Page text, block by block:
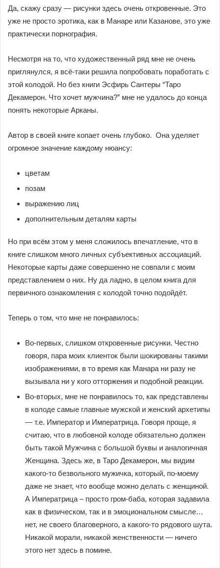
Да, скажу сразу — рисунки здесь очень откровенные. Это
уже не просто эротика, как в Манаре или Казанове, это уже
практически порнография.
Несмотря на то, что художественный ряд мне не очень
приглянулся, я всё-таки решила попробовать поработать с
этой колодой. Но без книги Эсфирь Сантеры “Таро
Декамерон. Что хочет мужчина?” мне не удалось до конца
понять некоторые Арканы.
Автор в своей книге копает очень глубоко. Она уделяет
огромное значение каждому нюансу:
цветам
позам
выражению лиц
дополнительным деталям карты
Но при всём этом у меня сложилось впечатление, что в
книге слишком много личных субъективных ассоциаций.
Некоторые карты даже совершенно не совпали с моим
представлением о них. Ну да ладно, в целом книга для
первичного ознакомления с колодой точно подойдёт.
Теперь о том, что мне не понравилось:
Во-первых, слишком откровенные рисунки. Честно
говоря, пара моих клиенток были шокированы такими
изображениями, в то время как Манара ни разу не
вызывала ни у кого отторжения и подобной реакции.
Во-вторых, мне не понравилось то, как представлены
в колоде самые главные мужской и женский архетипы
— т.е. Император и Императрица. Говоря проще, я
считаю, что в любовной колоде обязательно должен
быть такой Мужчина с большой буквы и аналогичная
Женщина. Здесь же, в Таро Декамерон, мы видим
какого-то безвольного мужичка, который, по-моему
даже не знает, что вообще можно делать с женщиной.
А Императрица – просто гром-баба, которая задавила
как в физическом, так и в эмоциональном смысле…
нет, не своего благоверного, а какого-то рядового шута.
Никакой морали, никакой женственности — ничего
этого нет здесь в помине.